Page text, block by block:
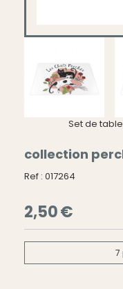
Set de table
collection
Ref : 017264
2,50€
7